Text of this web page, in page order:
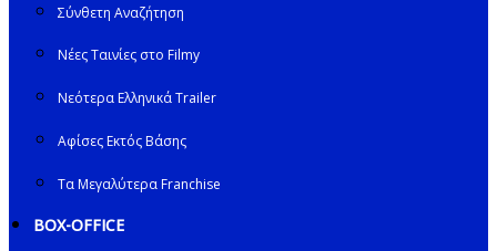
Σύνθετη Αναζήτηση
Νέες Ταινίες στο Filmy
Νεότερα Ελληνικά Trailer
Αφίσες Εκτός Βάσης
Τα Μεγαλύτερα Franchise
BOX-OFFICE